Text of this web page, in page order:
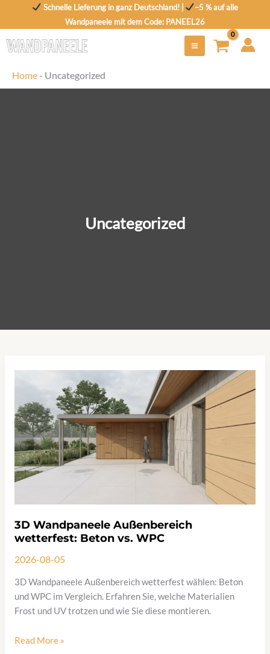
Schnelle Lieferung in ganz Deutschland! |
–5 % auf alle
Wandpaneele mit dem Code: PANEEL26
Home- Uncategorized
Uncategorized
3D Wandpaneele Außenbereich
wetterfest: Beton vs. WPC
2026-08-05
3D Wandpaneele Außenbereich wetterfest wählen: Beton
und WPC im Vergleich. Erfahren Sie, welche Materialien
Frost und UV trotzen und wie Sie diese montieren.
3D
Read More »